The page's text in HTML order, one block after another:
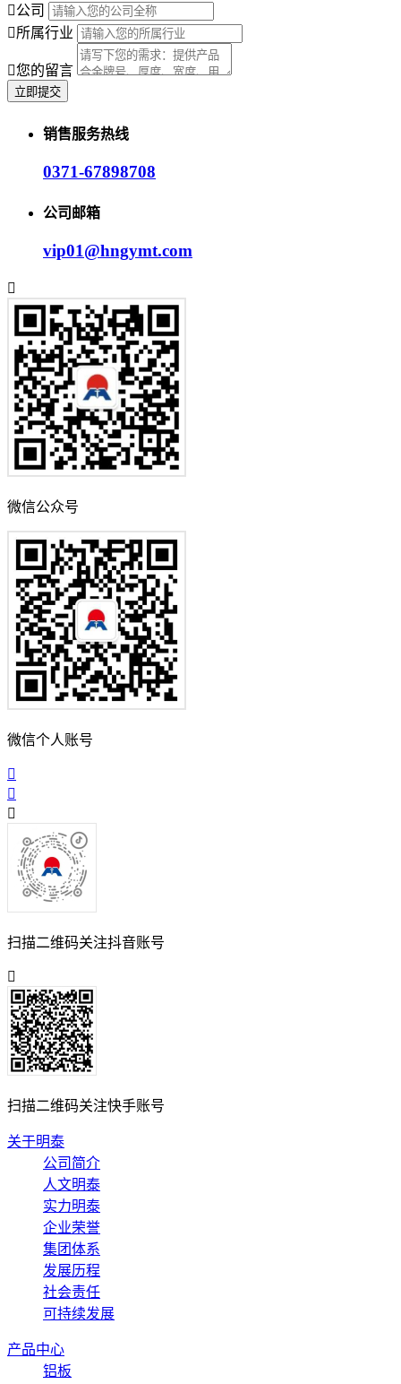
公司
所属行业
您的留言
销售服务热线
0371-67898708
公司邮箱
vip01@hngymt.com
微信公众号
微信个人账号
扫描二维码关注抖音账号
扫描二维码关注快手账号
关于明泰
公司简介
人文明泰
实力明泰
企业荣誉
集团体系
发展历程
社会责任
可持续发展
产品中心
铝板